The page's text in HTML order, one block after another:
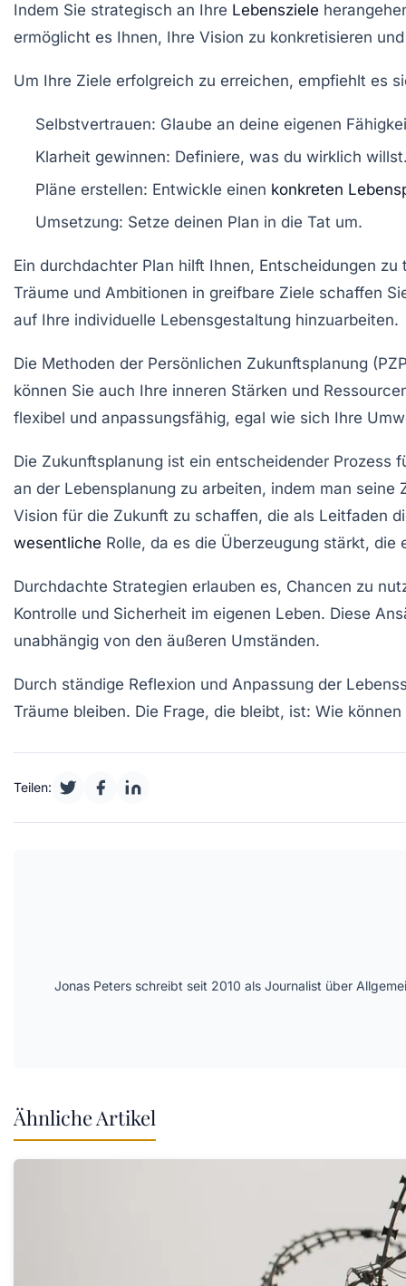
Indem Sie strategisch an Ihre Lebensziele
ermöglicht es Ihnen, Ihre Vision zu konkretisieren
Um Ihre Ziele erfolgreich zu erreichen, empfiehlt es
Selbstvertrauen: Glaube an deine eigenen
Klarheit gewinnen: Definiere, was du wirklich
Pläne erstellen: Entwickle einen konkreten
Umsetzung: Setze deinen Plan in die Tat um.
Ein durchdachter Plan hilft Ihnen, Entscheidungen
Träume und Ambitionen in greifbare Ziele schaffen
auf Ihre individuelle Lebensgestaltung hinzuarbeiten.
Die Methoden der Persönlichen Zukunftsplanung
können Sie auch Ihre inneren Stärken und
flexibel und anpassungsfähig, egal wie sich Ihre
Die Zukunftsplanung ist ein entscheidender Prozess
an der Lebensplanung zu arbeiten, indem man seine
Vision für die Zukunft zu schaffen, die als Leitfaden
wesentliche Rolle, da es die Überzeugung stärkt,
Durchdachte Strategien erlauben es, Chancen zu
Kontrolle und Sicherheit im eigenen Leben. Diese
unabhängig von den äußeren Umständen.
Durch ständige Reflexion und Anpassung der
Träume bleiben. Die Frage, die bleibt, ist: Wie
Teilen:
Jonas Peters schreibt seit 2010 als Journalist über
Ähnliche Artikel